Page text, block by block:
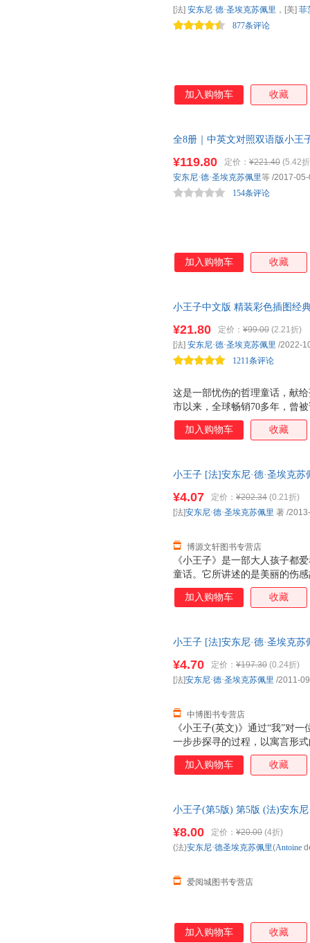
877条评论
[法] 安东尼·德·圣埃克苏佩里 ，[美] 菲
加入购物车 收藏
全8册｜中英文对照双语版小王
¥119.80 定价： ¥221.40 (5.42
154条评论
安东尼·德·圣埃克苏佩里等 /2017-
加入购物车 收藏
小王子中文版 精装彩色插图经
这是一部忧伤的哲理童话，献
市以来，全球畅销70多年，曾
话充满着诗意的忧郁、淡淡的
动的柔情和引人深思的哲理。
的阅读体验。
¥21.80 定价： ¥99.00 (2.21折)
1211条评论
[法] 安东尼·德·圣埃克苏佩里 /2022-
加入购物车 收藏
小王子 [法]安东尼·德·圣埃克苏
《小王子》是一部大人孩子都
童话。它所讲述的是美丽的伤
降落在远离人烟的撒哈拉沙漠
执拗地请“我”给他画一只绵羊
负气出走的。他在各星球中漫
苦的良方，小王子结识了狐狸
生的真谛…… 《小王子》不仅
¥4.07 定价： ¥202.34 (0.21折)
博源文轩图书专营店
[法]安东尼·德·圣埃克苏佩里 著 /
加入购物车 收藏
小王子 [法]安东尼·德·圣埃克苏
《小王子(英文)》通过“我”对
一步步探寻的过程，以寓言形
美丽图画。作者运用通俗、简
韵味。整部童话充满了诗意的
¥4.70 定价： ¥197.30 (0.24折)
中博图书专营店
[法]安东尼·德·圣埃克苏佩里 /2011-
加入购物车 收藏
小王子(第5版) 第5版 (法)安东尼
在线客服！
¥8.00 定价： ¥20.00 (4折)
爱阅城图书专营店
(法)安东尼·德圣埃克苏佩里(Antoine
加入购物车 收藏